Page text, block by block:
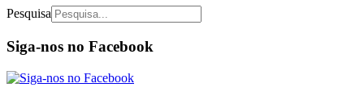
Pesquisa
Siga-nos no Facebook